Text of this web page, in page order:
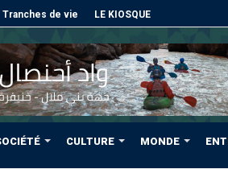
Tranches de vie LE KIOSQUE
CULTURE MONDE